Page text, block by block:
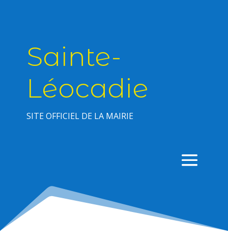
Sainte-
Léocadie
SITE OFFICIEL DE LA MAIRIE